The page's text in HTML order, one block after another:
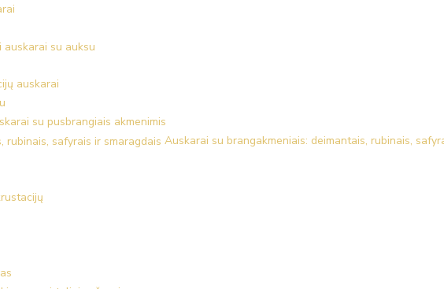
auskarai su auksu
auskarai
su pusbrangiais akmenimis
Auskarai su brangakmeniais: deimantais, rubinais,